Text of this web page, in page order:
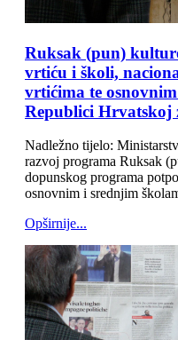
Ruksak (pun)
vrtiću i školi,
vrtićima te
Republici Hrvatskoj
Nadležno tijelo:
razvoj programa Ruksak
dopunskog programa
osnovnim i srednjim
Opširnije...